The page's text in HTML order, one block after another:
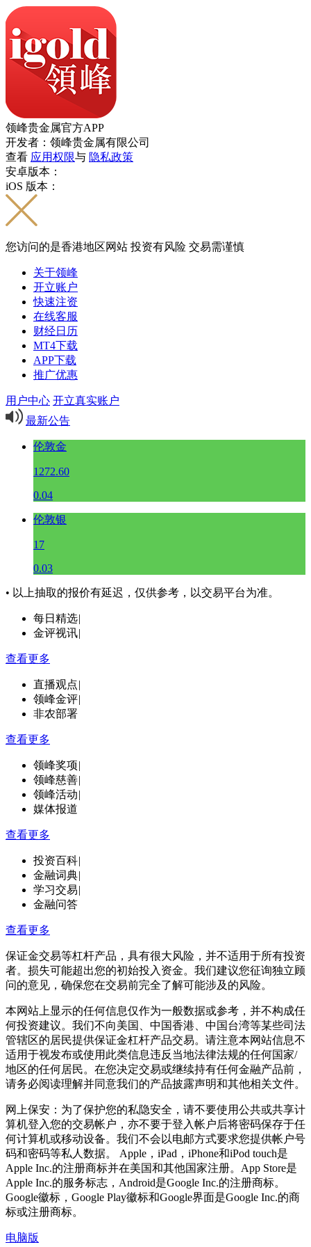
领峰贵金属官方APP
开发者：领峰贵金属有限公司
查看 应用权限与 隐私政策
安卓版本：
iOS 版本：
您访问的是香港地区网站 投资有风险 交易需谨慎
关于领峰
开立账户
快速注资
在线客服
财经日历
MT4下载
APP下载
推广优惠
用户中心 开立真实账户
最新公告
伦敦金
1272.60
0.04
伦敦银
17
0.03
• 以上抽取的报价有延迟，仅供参考，以交易平台为准。
每日精选|
金评视讯|
查看更多
直播观点|
领峰金评|
非农部署
查看更多
领峰奖项|
领峰慈善|
领峰活动|
媒体报道
查看更多
投资百科|
金融词典|
学习交易|
金融问答
查看更多
保证金交易等杠杆产品，具有很大风险，并不适用于所有投资
者。损失可能超出您的初始投入资金。我们建议您征询独立顾
问的意见，确保您在交易前完全了解可能涉及的风险。
本网站上显示的任何信息仅作为一般数据或参考，并不构成任
何投资建议。我们不向美国、中国香港、中国台湾等某些司法
管辖区的居民提供保证金杠杆产品交易。请注意本网站信息不
适用于视发布或使用此类信息违反当地法律法规的任何国家/
地区的任何居民。在您决定交易或继续持有任何金融产品前，
请务必阅读理解并同意我们的产品披露声明和其他相关文件。
网上保安：为了保护您的私隐安全，请不要使用公共或共享计
算机登入您的交易帐户，亦不要于登入帐户后将密码保存于任
何计算机或移动设备。我们不会以电邮方式要求您提供帐户号
码和密码等私人数据。 Apple，iPad，iPhone和iPod touch是
Apple Inc.的注册商标并在美国和其他国家注册。App Store是
Apple Inc.的服务标志，Android是Google Inc.的注册商标。
Google徽标，Google Play徽标和Google界面是Google Inc.的商
标或注册商标。
电脑版